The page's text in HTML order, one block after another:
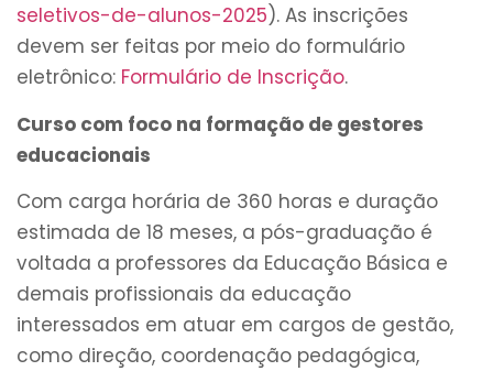
seletivos-de-alunos-2025). As inscrições
devem ser feitas por meio do formulário
eletrônico: Formulário de Inscrição.
Curso com foco na formação de gestores
educacionais
Com carga horária de 360 horas e duração
estimada de 18 meses, a pós-graduação é
voltada a professores da Educação Básica e
demais profissionais da educação
interessados em atuar em cargos de gestão,
como direção, coordenação pedagógica,